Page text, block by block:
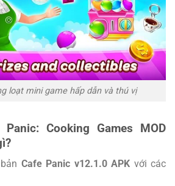
loạt mini game hấp dẫn và thú vị
Cooking Games MOD
Cafe Panic v12.1.0 APK với các